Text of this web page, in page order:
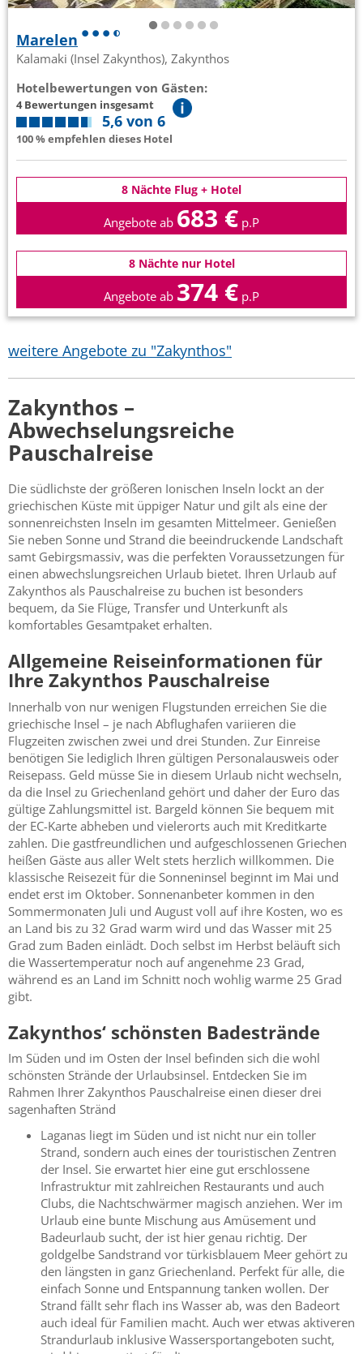
Marelen
Kalamaki (Insel Zakynthos), Zakynthos
Hotelbewertungen von Gästen:
4 Bewertungen insgesamt
5,6 von 6
100 % empfehlen dieses Hotel
8 Nächte Flug + Hotel
Angebote ab 683 € p.P
8 Nächte nur Hotel
Angebote ab 374 € p.P
weitere Angebote zu "Zakynthos"
Zakynthos –
Abwechselungsreiche
Pauschalreise
Die südlichste der größeren Ionischen Inseln lockt an der
griechischen Küste mit üppiger Natur und gilt als eine der
sonnenreichsten Inseln im gesamten Mittelmeer. Genießen
Sie neben Sonne und Strand die beeindruckende Landschaft
samt Gebirgsmassiv, was die perfekten Voraussetzungen für
einen abwechslungsreichen Urlaub bietet. Ihren Urlaub auf
Zakynthos als Pauschalreise zu buchen ist besonders
bequem, da Sie Flüge, Transfer und Unterkunft als
komfortables Gesamtpaket erhalten.
Allgemeine Reiseinformationen für
Ihre Zakynthos Pauschalreise
Innerhalb von nur wenigen Flugstunden erreichen Sie die
griechische Insel – je nach Abflughafen variieren die
Flugzeiten zwischen zwei und drei Stunden. Zur Einreise
benötigen Sie lediglich Ihren gültigen Personalausweis oder
Reisepass. Geld müsse Sie in diesem Urlaub nicht wechseln,
da die Insel zu Griechenland gehört und daher der Euro das
gültige Zahlungsmittel ist. Bargeld können Sie bequem mit
der EC-Karte abheben und vielerorts auch mit Kreditkarte
zahlen. Die gastfreundlichen und aufgeschlossenen Griechen
heißen Gäste aus aller Welt stets herzlich willkommen. Die
klassische Reisezeit für die Sonneninsel beginnt im Mai und
endet erst im Oktober. Sonnenanbeter kommen in den
Sommermonaten Juli und August voll auf ihre Kosten, wo es
an Land bis zu 32 Grad warm wird und das Wasser mit 25
Grad zum Baden einlädt. Doch selbst im Herbst beläuft sich
die Wassertemperatur noch auf angenehme 23 Grad,
während es an Land im Schnitt noch wohlig warme 25 Grad
gibt.
Zakynthos‘ schönsten Badestrände
Im Süden und im Osten der Insel befinden sich die wohl
schönsten Strände der Urlaubsinsel. Entdecken Sie im
Rahmen Ihrer Zakynthos Pauschalreise einen dieser drei
sagenhaften Stränd
Laganas liegt im Süden und ist nicht nur ein toller
Strand, sondern auch eines der touristischen Zentren
der Insel. Sie erwartet hier eine gut erschlossene
Infrastruktur mit zahlreichen Restaurants und auch
Clubs, die Nachtschwärmer magisch anziehen. Wer im
Urlaub eine bunte Mischung aus Amüsement und
Badeurlaub sucht, der ist hier genau richtig. Der
goldgelbe Sandstrand vor türkisblauem Meer gehört zu
den längsten in ganz Griechenland. Perfekt für alle, die
einfach Sonne und Entspannung tanken wollen. Der
Strand fällt sehr flach ins Wasser ab, was den Badeort
auch ideal für Familien macht. Auch wer etwas aktiveren
Strandurlaub inklusive Wassersportangeboten sucht,